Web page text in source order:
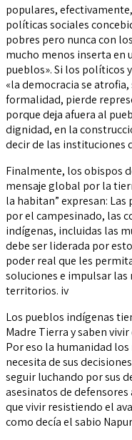
populares,
políticas sociales
pobres pero nunca con
mucho menos inserta en
pueblos». Si los políticos
«la democracia se
formalidad, pierde
porque deja afuera al
dignidad, en la
decir de las instituciones
Finalmente, los obispos
mensaje global por la
la habitan” expresan:
por el campesinado, las
indígenas, incluidas las
debe ser liderada por
poder real que les
soluciones e impulsar las
territorios. iv
Los pueblos indígenas
Madre Tierra y saben
Por eso la humanidad
necesita de sus
seguir luchando por sus
asesinatos de
que vivir resistiendo el
como decía el sabio